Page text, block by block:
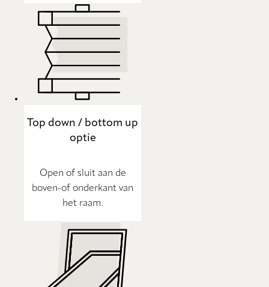
Top down / bottom up
optie
Open of sluit aan de
boven-of onderkant van
het raam.